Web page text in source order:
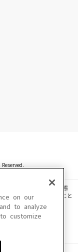
画・音声等を、手段や形態
、ファイル化などすること
合があります。
あります。
on our
to analyze
customize